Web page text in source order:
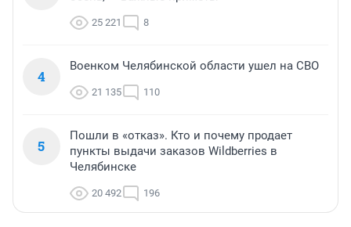
25 221 8
4
Военком Челябинской области ушел на СВО
21 135 110
5
Пошли в «отказ». Кто и почему продает
пункты выдачи заказов Wildberries в
Челябинске
20 492 196